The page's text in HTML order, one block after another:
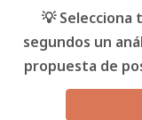
💡
segundos un
propuesta de